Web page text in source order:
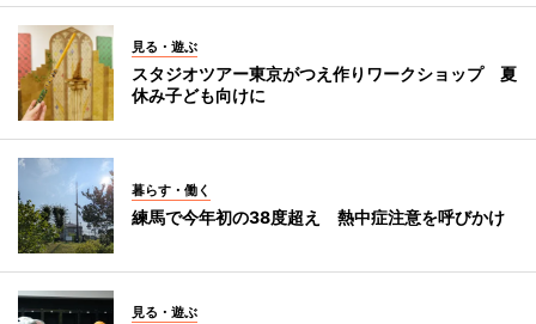
見る・遊ぶ
スタジオツアー東京がつえ作りワークショップ 夏
休み子ども向けに
暮らす・働く
練馬で今年初の38度超え 熱中症注意を呼びかけ
見る・遊ぶ